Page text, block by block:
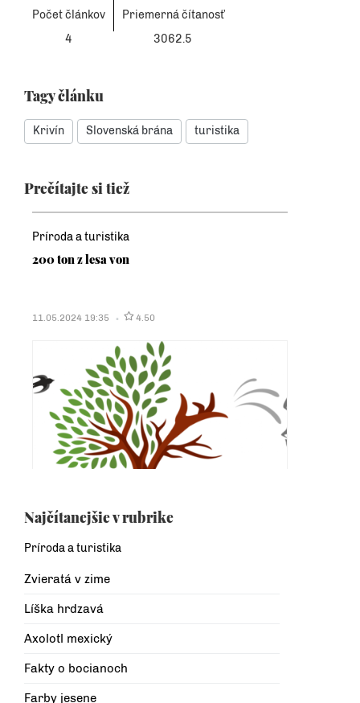
Počet článkov
Priemerná čítanosť
4
3062.5
Tagy článku
Krivín Slovenská brána turistika
Prečítajte si tiež
Príroda a turistika
200 ton z lesa von
11.05.2024 19:35 4.50
Najčítanejšie v rubrike
Príroda a turistika
Zvieratá v zime
Líška hrdzavá
Axolotl mexický
Fakty o bocianoch
Farby jesene